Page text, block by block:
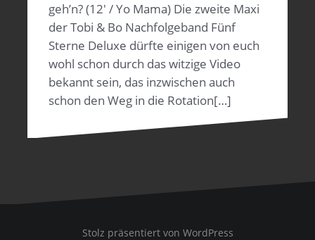
geh’n? (12′ / Yo Mama) Die zweite Maxi
der Tobi & Bo Nachfolgeband Fünf
Sterne Deluxe dürfte einigen von euch
wohl schon durch das witzige Video
bekannt sein, das inzwischen auch
schon den Weg in die Rotation[…]
Stolz präsentiert von WordPress